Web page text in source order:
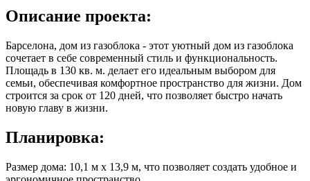
Описание проекта:
Барселона, дом из газоблока - этот уютный дом из газоблока
сочетает в себе современный стиль и функциональность.
Площадь в 130 кв. м. делает его идеальным выбором для
семьи, обеспечивая комфортное пространство для жизни. Дом
строится за срок от 120 дней, что позволяет быстро начать
новую главу в жизни.
Планировка:
Размер дома: 10,1 м x 13,9 м, что позволяет создать удобное и